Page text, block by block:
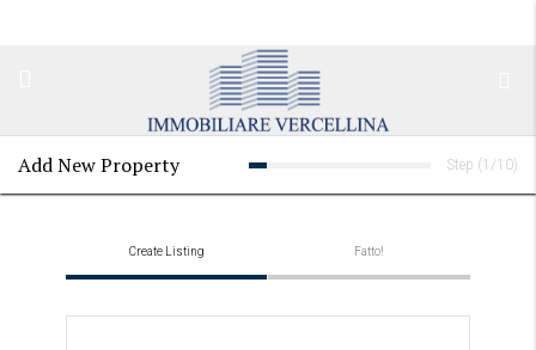
Add New Property Step (1 /10)
Create Listing Fatto!